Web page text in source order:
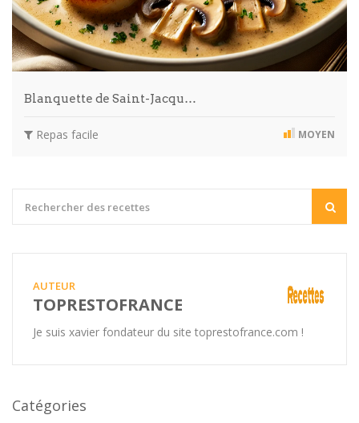
Blanquette de Saint-Jacqu…
Repas facile MOYEN
AUTEUR
TOPRESTOFRANCE
Je suis xavier fondateur du site toprestofrance.com !
Catégories